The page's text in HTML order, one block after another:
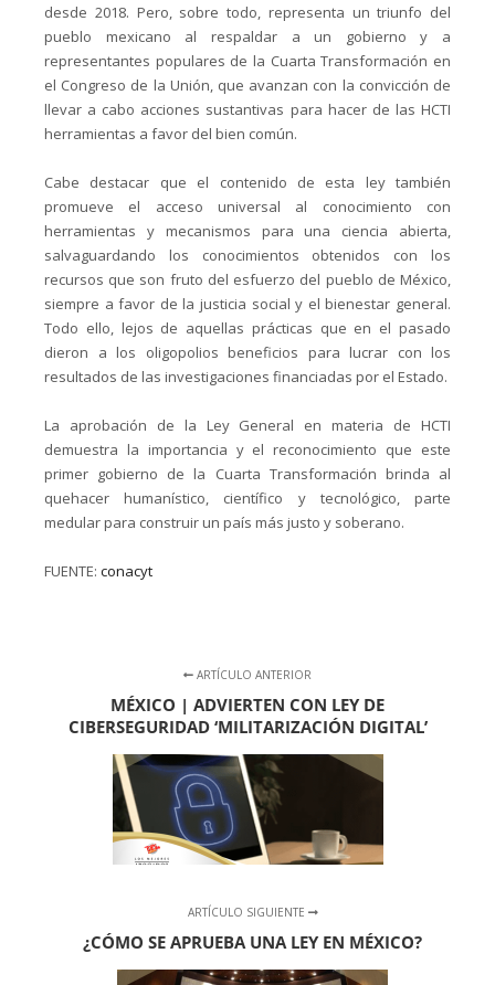
desde 2018. Pero, sobre todo, representa un triunfo del
pueblo mexicano al respaldar a un gobierno y a
representantes populares de la Cuarta Transformación en
el Congreso de la Unión, que avanzan con la convicción de
llevar a cabo acciones sustantivas para hacer de las HCTI
herramientas a favor del bien común.
Cabe destacar que el contenido de esta ley también
promueve el acceso universal al conocimiento con
herramientas y mecanismos para una ciencia abierta,
salvaguardando los conocimientos obtenidos con los
recursos que son fruto del esfuerzo del pueblo de México,
siempre a favor de la justicia social y el bienestar general.
Todo ello, lejos de aquellas prácticas que en el pasado
dieron a los oligopolios beneficios para lucrar con los
resultados de las investigaciones financiadas por el Estado.
La aprobación de la Ley General en materia de HCTI
demuestra la importancia y el reconocimiento que este
primer gobierno de la Cuarta Transformación brinda al
quehacer humanístico, científico y tecnológico, parte
medular para construir un país más justo y soberano.
FUENTE: conacyt
ARTÍCULO ANTERIOR
MÉXICO | ADVIERTEN CON LEY DE
CIBERSEGURIDAD ‘MILITARIZACIÓN DIGITAL’
ARTÍCULO SIGUIENTE
¿CÓMO SE APRUEBA UNA LEY EN MÉXICO?